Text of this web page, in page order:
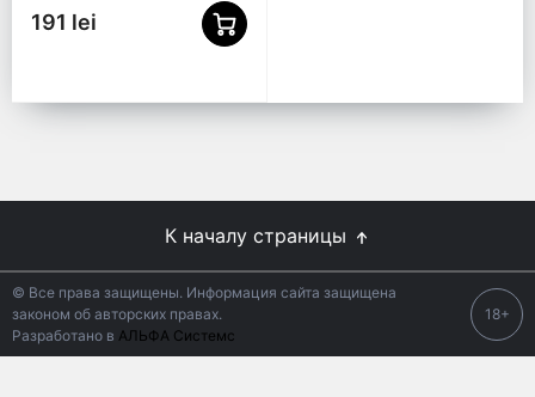
191 lei
К началу страницы
© Все права защищены. Информация сайта защищена
законом об авторских правах.
Разработано в АЛЬФА Системс
18+